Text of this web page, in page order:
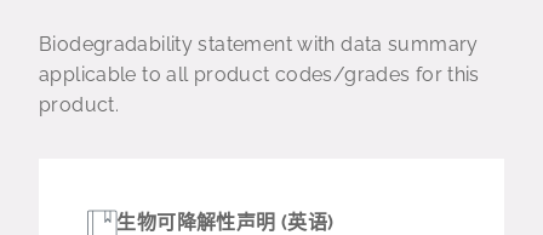
Biodegradability statement with data summary
applicable to all product codes/grades for this
product.
生物可降解性声明 (英语)